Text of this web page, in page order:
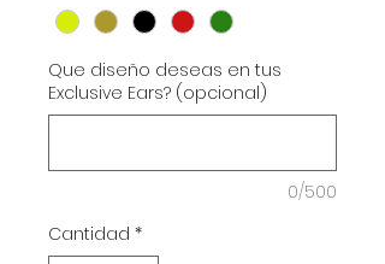
Que diseño deseas en tus
Exclusive Ears? (opcional)
0/500
Cantidad *